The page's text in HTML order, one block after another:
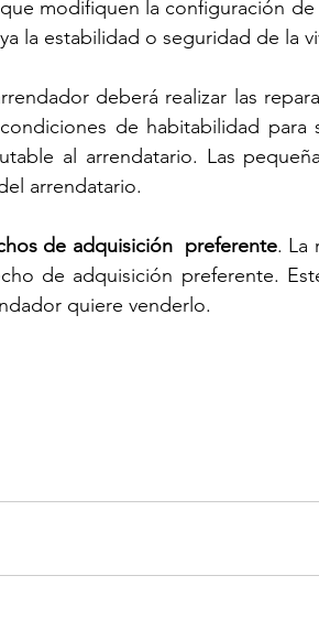
modifiquen la configuración
la estabilidad o seguridad de la
deberá realizar las
de habitabilidad para
al arrendatario. Las
arrendatario.
de adquisición  preferente. La
de adquisición preferente.
quiere venderlo.